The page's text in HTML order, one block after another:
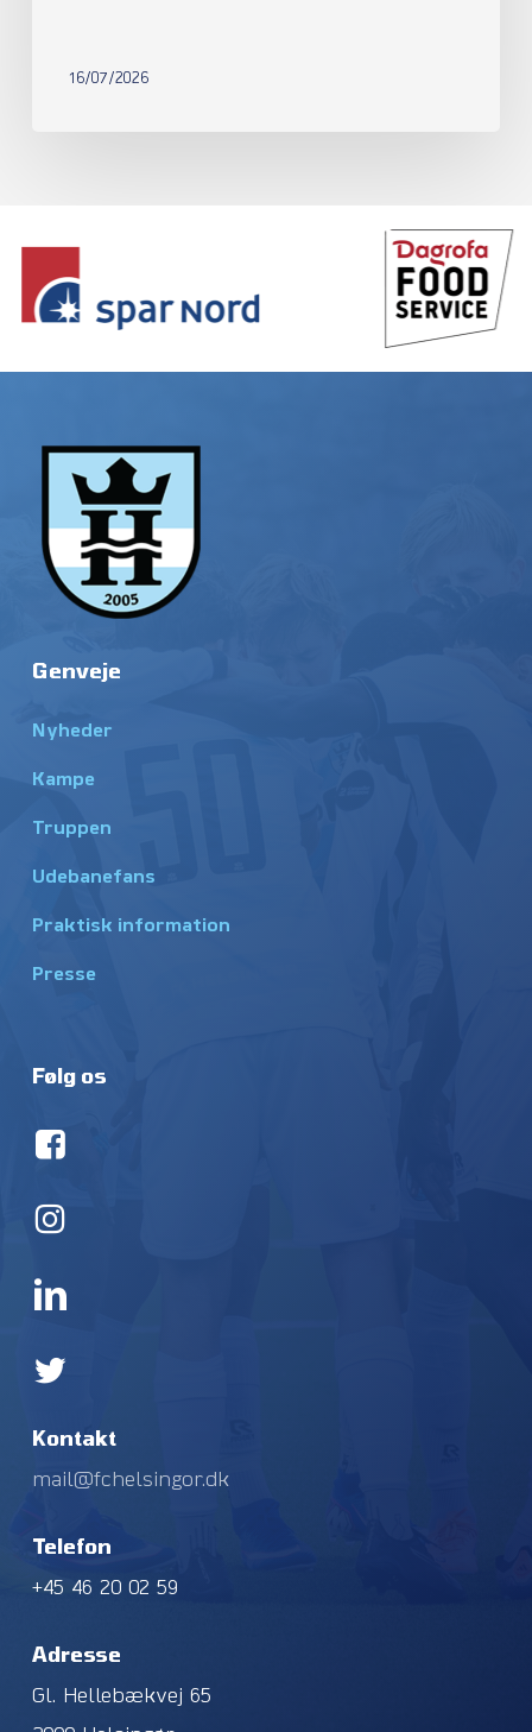
16/07/2026
Genveje
Nyheder
Kampe
Truppen
Udebanefans
Praktisk information
Presse
Følg os
Kontakt
mail@fchelsingor.dk
Telefon
+45 46 20 02 59
Adresse
Gl. Hellebækvej 65